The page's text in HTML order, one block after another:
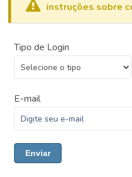
instruções sobre
Tipo de Login
E-mail
Enviar